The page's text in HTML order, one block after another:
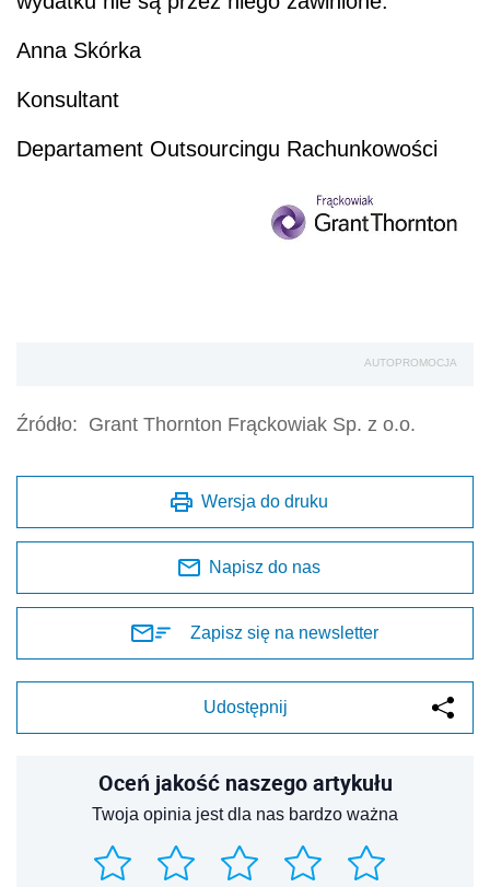
Anna Skórka
Konsultant
Departament Outsourcingu Rachunkowości
AUTOPROMOCJA
Źródło: Grant Thornton Frąckowiak Sp. z o.o.
Wersja do druku
Napisz do nas
Zapisz się na newsletter
Udostępnij
Oceń jakość naszego artykułu
Twoja opinia jest dla nas bardzo ważna